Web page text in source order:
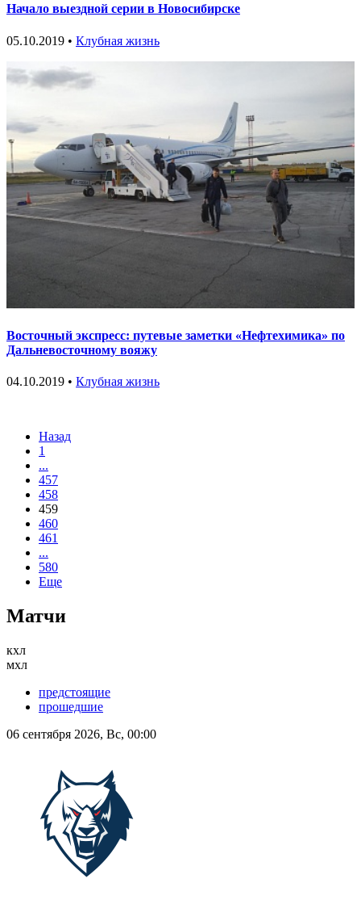
Начало выездной серии в Новосибирске
05.10.2019 • Клубная жизнь
Восточный экспресс: путевые заметки «Нефтехимика» по
Дальневосточному вояжу
04.10.2019 • Клубная жизнь
Назад
1
...
457
458
459
460
461
...
580
Еще
Матчи
кхл
мхл
предстоящие
прошедшие
06 сентября 2026, Вс, 00:00